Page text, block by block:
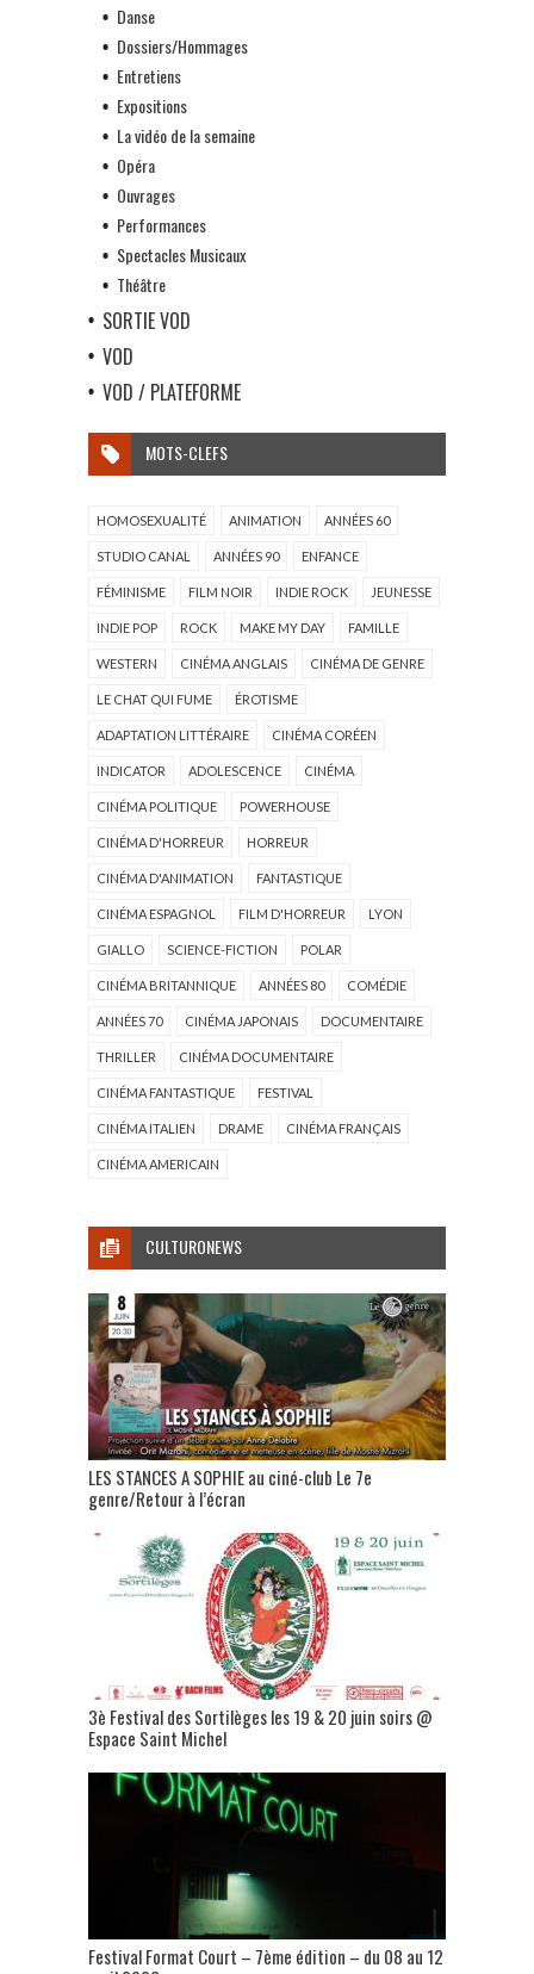
Danse
Dossiers/Hommages
Entretiens
Expositions
La vidéo de la semaine
Opéra
Ouvrages
Performances
Spectacles Musicaux
Théâtre
SORTIE VOD
VOD
VOD / PLATEFORME
MOTS-CLEFS
HOMOSEXUALITÉ ANIMATION ANNÉES 60
STUDIO CANAL ANNÉES 90 ENFANCE
FÉMINISME FILM NOIR INDIE ROCK JEUNESSE
INDIE POP ROCK MAKE MY DAY FAMILLE
WESTERN CINÉMA ANGLAIS CINÉMA DE GENRE
LE CHAT QUI FUME ÉROTISME
ADAPTATION LITTÉRAIRE CINÉMA CORÉEN
INDICATOR ADOLESCENCE CINÉMA
CINÉMA POLITIQUE POWERHOUSE
CINÉMA D'HORREUR HORREUR
CINÉMA D'ANIMATION FANTASTIQUE
CINÉMA ESPAGNOL FILM D'HORREUR LYON
GIALLO SCIENCE-FICTION POLAR
CINÉMA BRITANNIQUE ANNÉES 80 COMÉDIE
ANNÉES 70 CINÉMA JAPONAIS DOCUMENTAIRE
THRILLER CINÉMA DOCUMENTAIRE
CINÉMA FANTASTIQUE FESTIVAL
CINÉMA ITALIEN DRAME CINÉMA FRANÇAIS
CINÉMA AMERICAIN
CULTURONEWS
LES STANCES A SOPHIE au ciné-club Le 7e
genre/Retour à l’écran
3è Festival des Sortilèges les 19 & 20 juin soirs @
Espace Saint Michel
Festival Format Court – 7ème édition – du 08 au 12